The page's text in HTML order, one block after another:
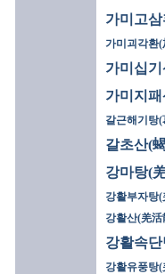
가미고
가미괴각환
가미십
가미지
갈근해기탕
갈초산(
강마탕(
강활부자탕
강활산(羌活
강활속
강활유풍탕